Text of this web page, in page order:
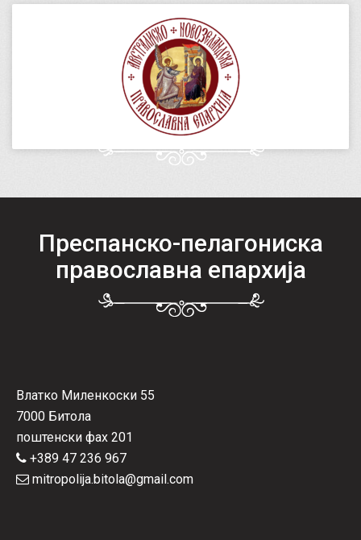
Преспанско-пелагониска
православна епархија
Влатко Миленкоски 55
7000 Битола
поштенски фах 201
+389 47 236 967
mitropolija.bitola@gmail.com